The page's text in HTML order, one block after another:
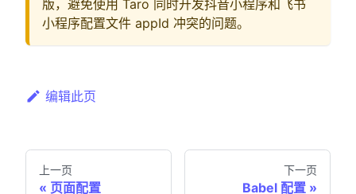
版，避免使用 Taro 同时开发抖音小程序和飞书
小程序配置文件 appId 冲突的问题。
编辑此页
上一页
页面配置
下一页
Babel 配置